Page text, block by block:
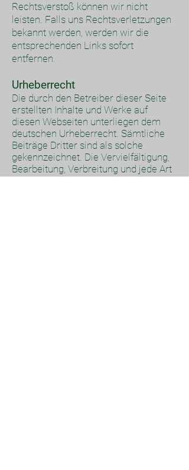
Rechtsverstoß können wir nicht
leisten. Falls uns Rechtsverletzungen
bekannt werden, werden wir die
entsprechenden Links sofort
entfernen.
Urheberrecht
Die durch den Betreiber dieser Seite
erstellten Inhalte und Werke auf
diesen Webseiten unterliegen dem
deutschen Urheberrecht. Sämtliche
Beiträge Dritter sind als solche
gekennzeichnet. Die Vervielfältigung,
Bearbeitung, Verbreitung und jede Art